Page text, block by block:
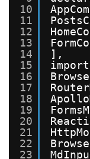
10
11
12
13
14
15
16
17
18
19
20
21
22
23
],